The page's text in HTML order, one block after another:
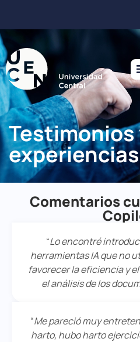
Testimonios
experiencias
Comentarios
“Lo encontré
herramientas IA que no
favorecer la eficiencia y
el análisis de los
“Me pareció muy
harto, hubo harto